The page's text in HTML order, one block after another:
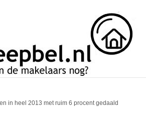
in heel 2013 met ruim 6 procent gedaald